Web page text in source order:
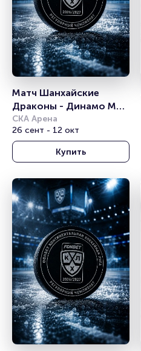
Матч Шанхайские
Драконы - Динамо Мн.
Континентальная
хоккейная лига
СКА Арена
26 сент - 12 окт
Купить